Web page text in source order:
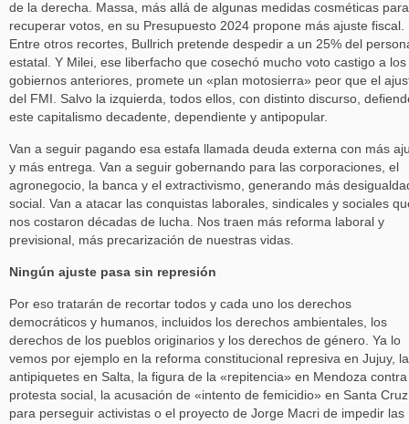
de la derecha. Massa, más allá de algunas medidas cosméticas para
recuperar votos, en su Presupuesto 2024 propone más ajuste fiscal.
Entre otros recortes, Bullrich pretende despedir a un 25% del
estatal. Y Milei, ese liberfacho que cosechó mucho voto castigo a los
gobiernos anteriores, promete un «plan motosierra» peor que el
del FMI. Salvo la izquierda, todos ellos, con distinto discurso,
este capitalismo decadente, dependiente y antipopular.
Van a seguir pagando esa estafa llamada deuda externa con más
y más entrega. Van a seguir gobernando para las corporaciones, el
agronegocio, la banca y el extractivismo, generando más
social. Van a atacar las conquistas laborales, sindicales y sociales
nos costaron décadas de lucha. Nos traen más reforma laboral y
previsional, más precarización de nuestras vidas.
Ningún ajuste pasa sin represión
Por eso tratarán de recortar todos y cada uno los derechos
democráticos y humanos, incluidos los derechos ambientales, los
derechos de los pueblos originarios y los derechos de género. Ya lo
vemos por ejemplo en la reforma constitucional represiva en Jujuy,
antipiquetes en Salta, la figura de la «repitencia» en Mendoza
protesta social, la acusación de «intento de femicidio» en Santa Cruz
para perseguir activistas o el proyecto de Jorge Macri de impedir las